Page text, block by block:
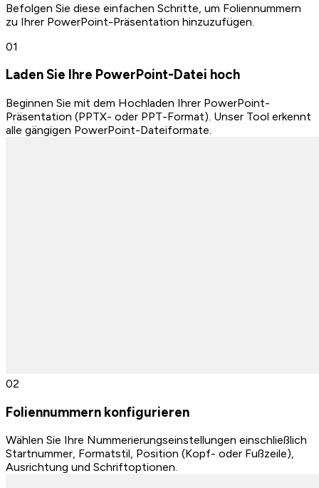
Befolgen Sie diese einfachen Schritte, um Foliennummern
zu Ihrer PowerPoint-Präsentation hinzuzufügen.
01
Laden Sie Ihre PowerPoint-Datei hoch
Beginnen Sie mit dem Hochladen Ihrer PowerPoint-
Präsentation (PPTX- oder PPT-Format). Unser Tool erkennt
alle gängigen PowerPoint-Dateiformate.
02
Foliennummern konfigurieren
Wählen Sie Ihre Nummerierungseinstellungen einschließlich
Startnummer, Formatstil, Position (Kopf- oder Fußzeile),
Ausrichtung und Schriftoptionen.